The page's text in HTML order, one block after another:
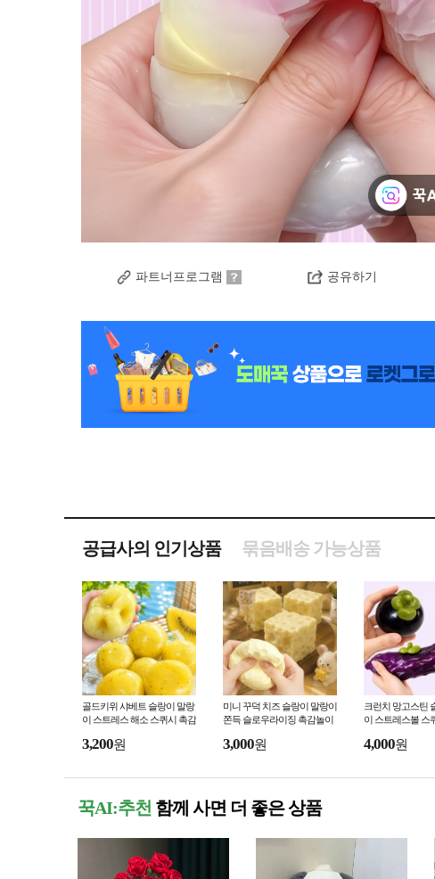
파트너프로그램 공유하기
공급사의 인기상품 묶음배송 가능상품
골드키위 샤베트 슬랑이 말랑
이 스트레스 해소 스퀴시 촉감
3,200원
미니 꾸덕 치즈 슬랑이 말랑이
쫀득 슬로우라이징 촉감놀이
3,000원
크런치 망고스틴
이 스트레스볼 스
4,000원
꾹AI:추천 함께 사면 더 좋은 상품